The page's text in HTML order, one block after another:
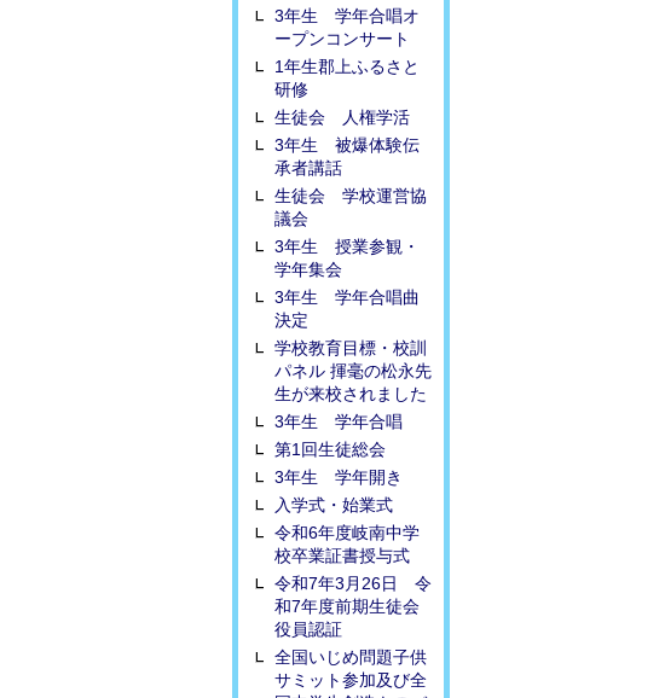
3年生 学年合唱オ
ープンコンサート
1年生郡上ふるさと
研修
生徒会 人権学活
3年生 被爆体験伝
承者講話
生徒会 学校運営協
議会
3年生 授業参観・
学年集会
3年生 学年合唱曲
決定
学校教育目標・校訓
パネル 揮毫の松永先
生が来校されました
3年生 学年合唱
第1回生徒総会
3年生 学年開き
入学式・始業式
令和6年度岐南中学
校卒業証書授与式
令和7年3月26日 令
和7年度前期生徒会
役員認証
全国いじめ問題子供
サミット参加及び全